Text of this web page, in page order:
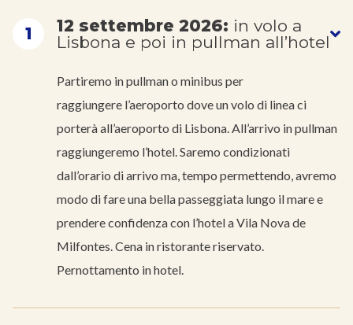
1 12 settembre 2026: in volo a
Lisbona e poi in pullman all’hotel
Partiremo in pullman o minibus per
raggiungere l’aeroporto dove un volo di linea ci
porterà all’aeroporto di Lisbona. All’arrivo in pullman
raggiungeremo l’hotel. Saremo condizionati
dall’orario di arrivo ma, tempo permettendo, avremo
modo di fare una bella passeggiata lungo il mare e
prendere confidenza con l’hotel a Vila Nova de
Milfontes. Cena in ristorante riservato.
Pernottamento in hotel.